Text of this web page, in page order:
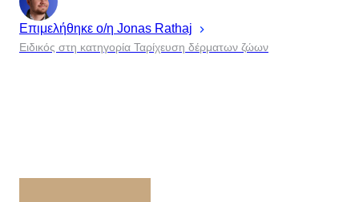
Επιμελήθηκε ο/η Jonas Rathaj
Ειδικός στη κατηγορία Ταρίχευση δέρματων ζώων